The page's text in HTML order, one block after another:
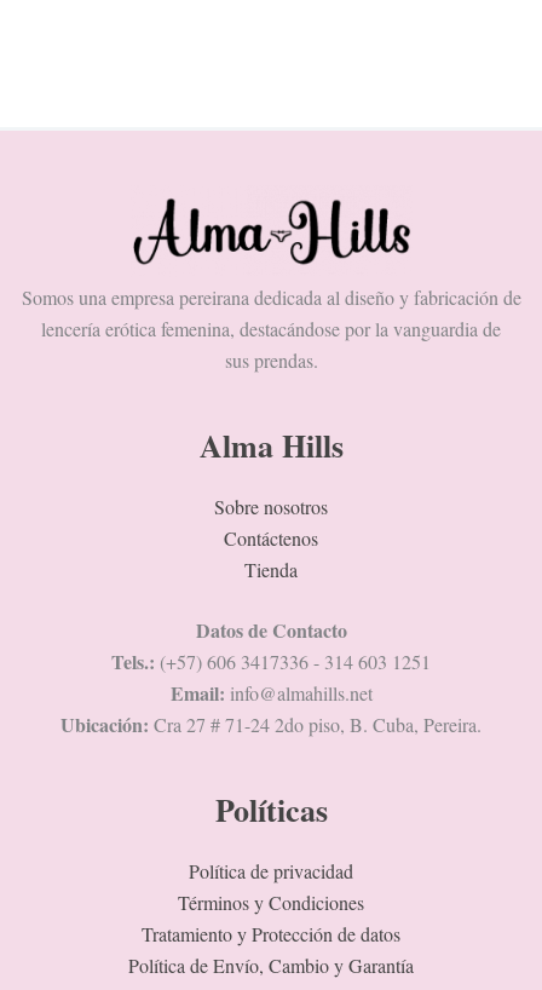
Somos una empresa pereirana dedicada al diseño y fabricación de
lencería erótica femenina, destacándose por la vanguardia de
sus prendas.
Alma Hills
Sobre nosotros
Contáctenos
Tienda
Datos de Contacto
Tels.: (+57) 606 3417336 - 314 603 1251
Email: info@almahills.net
Ubicación: Cra 27 # 71-24 2do piso, B. Cuba, Pereira.
Políticas
Política de privacidad
Términos y Condiciones
Tratamiento y Protección de datos
Política de Envío, Cambio y Garantía